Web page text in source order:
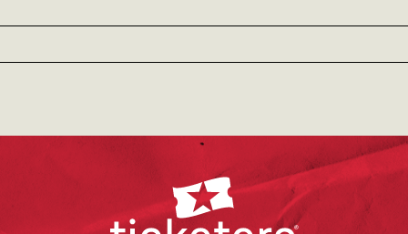
o disfruta de una experiencia visual y cultural única
del tatuaje en el Caribe y Latinoamérica.
Ticketera